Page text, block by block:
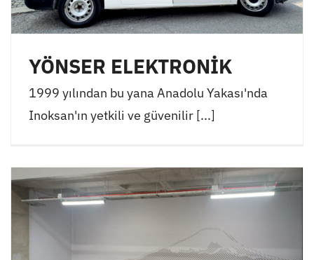
YÖNSER ELEKTRONİK
1999 yılından bu yana Anadolu Yakası'nda
Inoksan'ın yetkili ve güvenilir [...]